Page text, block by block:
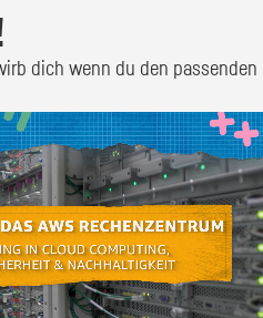
dich wenn du den passenden